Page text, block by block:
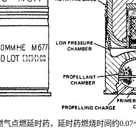
点燃延时药，延时药燃烧时间约